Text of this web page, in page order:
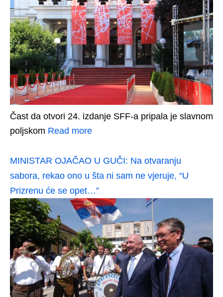
Čast da otvori 24. izdanje SFF-a pripala je slavnom
poljskom Read more
MINISTAR OJAČAO U GUČI: Na otvaranju
sabora, rekao ono u šta ni sam ne vjeruje, “U
Prizrenu će se opet…”